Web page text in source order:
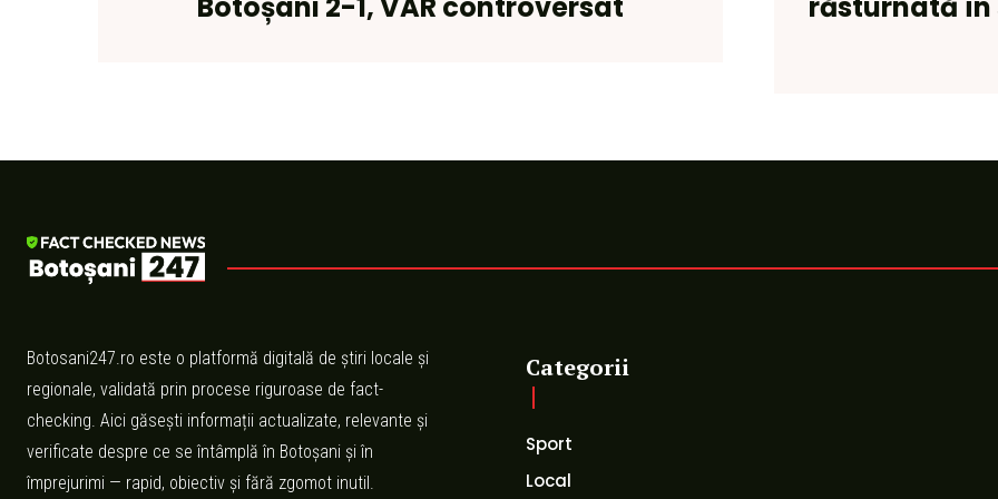
Botoșani 2-1, VAR controversat răsturnată
Botosani247.ro este o platformă digitală de știri locale și
regionale, validată prin procese riguroase de fact-
checking. Aici găsești informații actualizate, relevante și
verificate despre ce se întâmplă în Botoșani și în
împrejurimi — rapid, obiectiv și fără zgomot inutil.
Categorii
Sport
Local